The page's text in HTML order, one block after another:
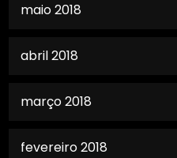
maio 2018
abril 2018
março 2018
fevereiro 2018